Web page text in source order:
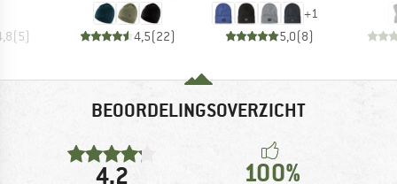
(5) 4,5(22)
+1
5,0(8)
BEOORDELINGSOVERZICHT
4,2 100%